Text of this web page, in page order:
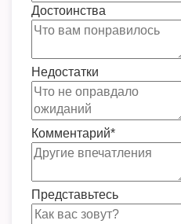
Достоинства
Недостатки
Комментарий*
Представьтесь